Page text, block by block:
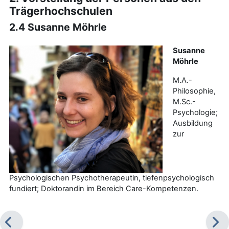
Trägerhochschulen
2.4 Susanne Möhrle
Susanne
Möhrle
M.A.-
Philosophie,
M.Sc.-
Psychologie;
Ausbildung
zur
Psychologischen Psychotherapeutin, tiefenpsychologisch
fundiert; Doktorandin im Bereich Care-Kompetenzen.